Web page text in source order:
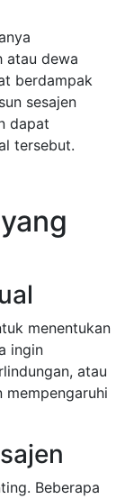
atau dewa
berdampak
sesajen
dapat
tersebut.
menentukan
ingin
atau
mempengaruhi
Beberapa